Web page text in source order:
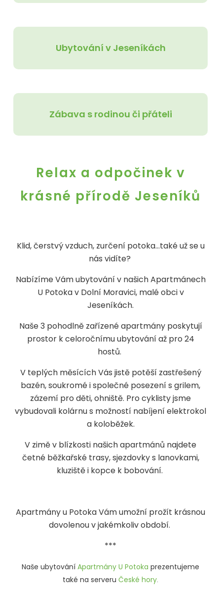
Ubytování v Jeseníkách
Zábava s rodinou či přáteli
Relax a odpočinek v
krásné přírodě Jeseníků
Klid, čerstvý vzduch, zurčení potoka…také už se u
nás vidíte?
Nabízíme Vám ubytování v našich Apartmánech
U Potoka v Dolní Moravici, malé obci v
Jeseníkách.
Naše 3 pohodlně zařízené apartmány poskytují
prostor k celoročnímu ubytování až pro 24
hostů.
V teplých měsících Vás jistě potěší zastřešený
bazén, soukromé i společné posezení s grilem,
zázemí pro děti, ohniště. Pro cyklisty jsme
vybudovali kolárnu s možností nabíjení elektrokol
a koloběžek.
V zimě v blízkosti našich apartmánů najdete
četné běžkařské trasy, sjezdovky s lanovkami,
kluziště i kopce k bobování.
Apartmány u Potoka Vám umožní prožít krásnou
dovolenou v jakémkoliv období.
***
Naše ubytování Apartmány U Potoka prezentujeme
také na serveru České hory.